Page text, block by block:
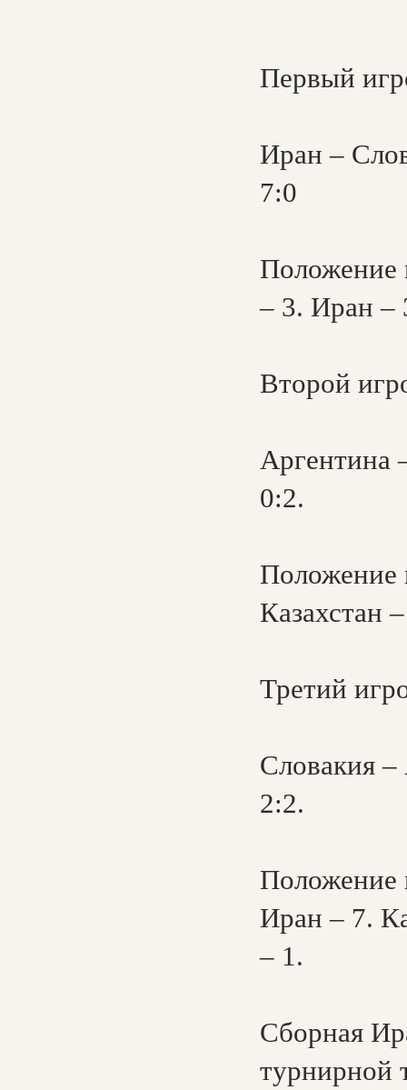
Первый
Иран –
7:0
Положение
– 3. Иран –
Второй
Аргентина
0:2.
Положение
Казахстан
Третий
Словакия –
2:2.
Положение
Иран – 7.
– 1.
Сборная
турнирной